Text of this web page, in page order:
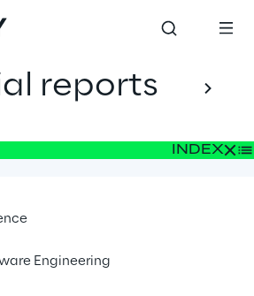
Engineering
reports
INDEX